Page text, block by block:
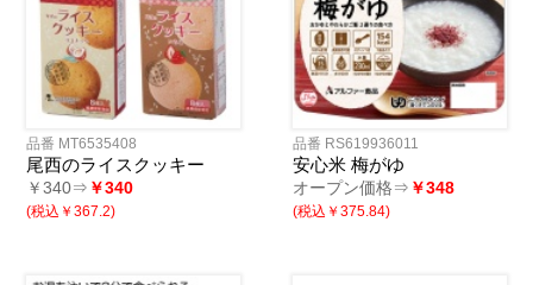
品番 MT6535408
尾西のライスクッキー
￥340⇒ ￥340
(税込￥367.2)
品番 RS619936011
安心米 梅がゆ
オープン価格⇒ ￥348
(税込￥375.84)